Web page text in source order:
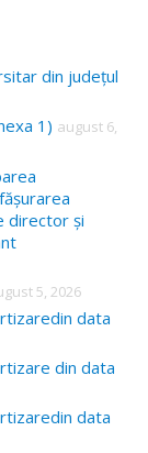
din județul
1) august 6,
director și
5, 2026
data
din data
data